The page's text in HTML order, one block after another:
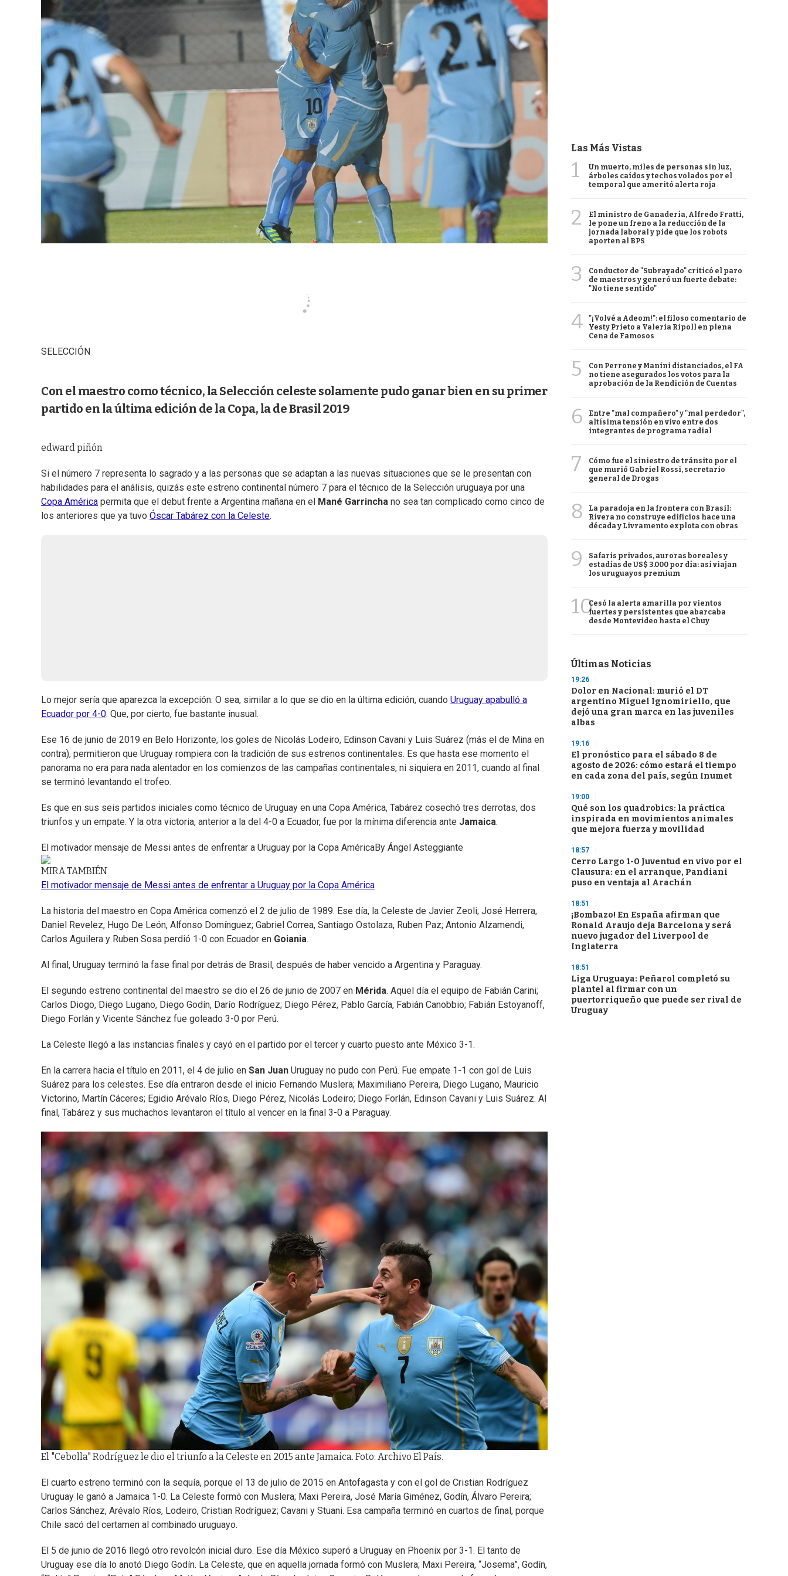
SELECCIÓN
Con el maestro como técnico, la Selección celeste solamente pudo ganar bien en su primer
partido en la última edición de la Copa, la de Brasil 2019
edward piñón
Si el número 7 representa lo sagrado y a las personas que se adaptan a las nuevas situaciones que se le presentan con
habilidades para el análisis, quizás este estreno continental número 7 para el técnico de la Selección uruguaya por una
Copa América permita que el debut frente a Argentina mañana en el Mané Garrincha no sea tan complicado como cinco de
los anteriores que ya tuvo Óscar Tabárez con la Celeste.
Lo mejor sería que aparezca la excepción. O sea, similar a lo que se dio en la última edición, cuando Uruguay apabulló a
Ecuador por 4-0. Que, por cierto, fue bastante inusual.
Ese 16 de junio de 2019 en Belo Horizonte, los goles de Nicolás Lodeiro, Edinson Cavani y Luis Suárez (más el de Mina en
contra), permitieron que Uruguay rompiera con la tradición de sus estrenos continentales. Es que hasta ese momento el
panorama no era para nada alentador en los comienzos de las campañas continentales, ni siquiera en 2011, cuando al final
se terminó levantando el trofeo.
Es que en sus seis partidos iniciales como técnico de Uruguay en una Copa América, Tabárez cosechó tres derrotas, dos
triunfos y un empate. Y la otra victoria, anterior a la del 4-0 a Ecuador, fue por la mínima diferencia ante Jamaica.
El motivador mensaje de Messi antes de enfrentar a Uruguay por la Copa AméricaBy Ángel Asteggiante
MIRA TAMBIÉN
El motivador mensaje de Messi antes de enfrentar a Uruguay por la Copa América
La historia del maestro en Copa América comenzó el 2 de julio de 1989. Ese día, la Celeste de Javier Zeoli; José Herrera,
Daniel Revelez, Hugo De León, Alfonso Domínguez; Gabriel Correa, Santiago Ostolaza, Ruben Paz; Antonio Alzamendi,
Carlos Aguilera y Ruben Sosa perdió 1-0 con Ecuador en Goiania.
Al final, Uruguay terminó la fase final por detrás de Brasil, después de haber vencido a Argentina y Paraguay.
El segundo estreno continental del maestro se dio el 26 de junio de 2007 en Mérida. Aquel día el equipo de Fabián Carini;
Carlos Diogo, Diego Lugano, Diego Godín, Darío Rodríguez; Diego Pérez, Pablo García, Fabián Canobbio; Fabián Estoyanoff,
Diego Forlán y Vicente Sánchez fue goleado 3-0 por Perú.
La Celeste llegó a las instancias finales y cayó en el partido por el tercer y cuarto puesto ante México 3-1.
En la carrera hacia el título en 2011, el 4 de julio en San Juan Uruguay no pudo con Perú. Fue empate 1-1 con gol de Luis
Suárez para los celestes. Ese día entraron desde el inicio Fernando Muslera; Maximiliano Pereira, Diego Lugano, Mauricio
Victorino, Martín Cáceres; Egidio Arévalo Ríos, Diego Pérez, Nicolás Lodeiro; Diego Forlán, Edinson Cavani y Luis Suárez. Al
final, Tabárez y sus muchachos levantaron el título al vencer en la final 3-0 a Paraguay.
El "Cebolla" Rodríguez le dio el triunfo a la Celeste en 2015 ante Jamaica. Foto: Archivo El País.
El cuarto estreno terminó con la sequía, porque el 13 de julio de 2015 en Antofagasta y con el gol de Cristian Rodríguez
Uruguay le ganó a Jamaica 1-0. La Celeste formó con Muslera; Maxi Pereira, José María Giménez, Godín, Álvaro Pereira;
Carlos Sánchez, Arévalo Ríos, Lodeiro, Cristian Rodríguez; Cavani y Stuani. Esa campaña terminó en cuartos de final, porque
Chile sacó del certamen al combinado uruguayo.
El 5 de junio de 2016 llegó otro revolcón inicial duro. Ese día México superó a Uruguay en Phoenix por 3-1. El tanto de
Uruguay ese día lo anotó Diego Godín. La Celeste, que en aquella jornada formó con Muslera; Maxi Pereira, “Josema”, Godín,
Las Más Vistas
1
Un muerto, miles de personas sin luz,
árboles caídos y techos volados por el
temporal que ameritó alerta roja
2
El ministro de Ganadería, Alfredo Fratti,
le pone un freno a la reducción de la
jornada laboral y pide que los robots
aporten al BPS
3
Conductor de "Subrayado" criticó el paro
de maestros y generó un fuerte debate:
"No tiene sentido"
4
"¡Volvé a Adeom!": el filoso comentario de
Yesty Prieto a Valeria Ripoll en plena
Cena de Famosos
5
Con Perrone y Manini distanciados, el FA
no tiene asegurados los votos para la
aprobación de la Rendición de Cuentas
6
Entre "mal compañero" y "mal perdedor",
altísima tensión en vivo entre dos
integrantes de programa radial
7
Cómo fue el siniestro de tránsito por el
que murió Gabriel Rossi, secretario
general de Drogas
8
La paradoja en la frontera con Brasil:
Rivera no construye edificios hace una
década y Livramento explota con obras
9
Safaris privados, auroras boreales y
estadías de US$ 3.000 por día: así viajan
los uruguayos premium
10Cesó la alerta amarilla por vientos
fuertes y persistentes que abarcaba
desde Montevideo hasta el Chuy
Últimas Noticias
19:26
Dolor en Nacional: murió el DT
argentino Miguel Ignomiriello, que
dejó una gran marca en las juveniles
albas
19:16
El pronóstico para el sábado 8 de
agosto de 2026: cómo estará el tiempo
en cada zona del país, según Inumet
19:00
Qué son los quadrobics: la práctica
inspirada en movimientos animales
que mejora fuerza y movilidad
18:57
Cerro Largo 1-0 Juventud en vivo por el
Clausura: en el arranque, Pandiani
puso en ventaja al Arachán
18:51
¡Bombazo! En España afirman que
Ronald Araujo deja Barcelona y será
nuevo jugador del Liverpool de
Inglaterra
18:51
Liga Uruguaya: Peñarol completó su
plantel al firmar con un
puertorriqueño que puede ser rival de
Uruguay